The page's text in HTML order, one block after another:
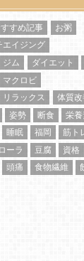
すめ記事
お粥
エイジング
ジム ダイエット
マクロビ
リラックス
体質改
姿勢 断食
栄
睡眠 福岡
筋ト
ーラ 豆腐 資格
頭痛 食物繊維